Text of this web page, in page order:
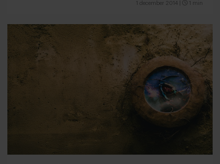
1 december 2014 1 min